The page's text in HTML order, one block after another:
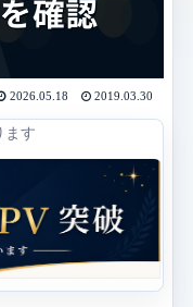
2026.05.18 2019.03.30
ます